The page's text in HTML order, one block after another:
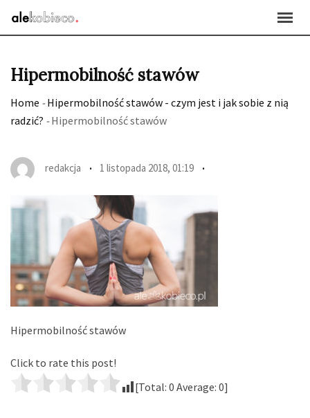
Hipermobilność stawów
Home -Hipermobilność stawów - czym jest i jak sobie z nią
radzić? -Hipermobilność stawów
redakcja 1 listopada 2018, 01:19
Hipermobilność stawów
Click to rate this post!
[Total: 0 Average: 0]